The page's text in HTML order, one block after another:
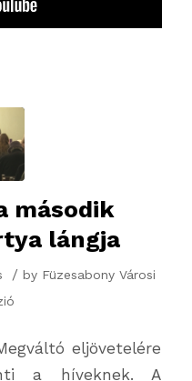
második
lángja
/ by Füzesabony Városi
eljövetelére
a híveknek. A